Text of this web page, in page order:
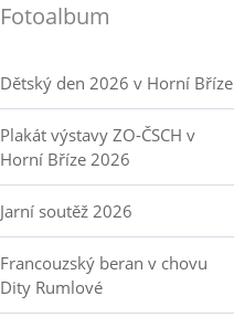
Fotoalbum
Dětský den 2026 v Horní Bříze
Plakát výstavy ZO-ČSCH v
Horní Bříze 2026
Jarní soutěž 2026
Francouzský beran v chovu
Dity Rumlové